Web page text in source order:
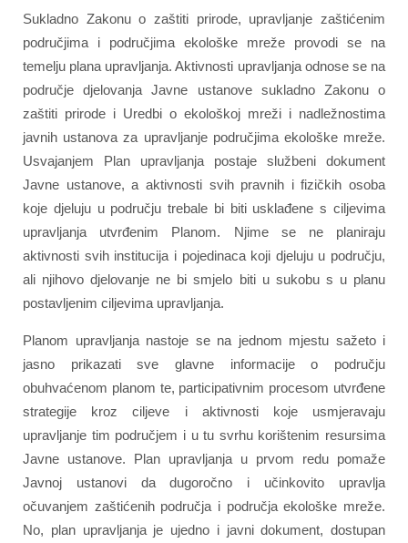
Sukladno Zakonu o zaštiti prirode, upravljanje zaštićenim
područjima i područjima ekološke mreže provodi se na
temelju plana upravljanja. Aktivnosti upravljanja odnose se na
područje djelovanja Javne ustanove sukladno Zakonu o
zaštiti prirode i Uredbi o ekološkoj mreži i nadležnostima
javnih ustanova za upravljanje područjima ekološke mreže.
Usvajanjem Plan upravljanja postaje službeni dokument
Javne ustanove, a aktivnosti svih pravnih i fizičkih osoba
koje djeluju u području trebale bi biti usklađene s ciljevima
upravljanja utvrđenim Planom. Njime se ne planiraju
aktivnosti svih institucija i pojedinaca koji djeluju u području,
ali njihovo djelovanje ne bi smjelo biti u sukobu s u planu
postavljenim ciljevima upravljanja.
Planom upravljanja nastoje se na jednom mjestu sažeto i
jasno prikazati sve glavne informacije o području
obuhvaćenom planom te, participativnim procesom utvrđene
strategije kroz ciljeve i aktivnosti koje usmjeravaju
upravljanje tim područjem i u tu svrhu korištenim resursima
Javne ustanove. Plan upravljanja u prvom redu pomaže
Javnoj ustanovi da dugoročno i učinkovito upravlja
očuvanjem zaštićenih područja i područja ekološke mreže.
No, plan upravljanja je ujedno i javni dokument, dostupan